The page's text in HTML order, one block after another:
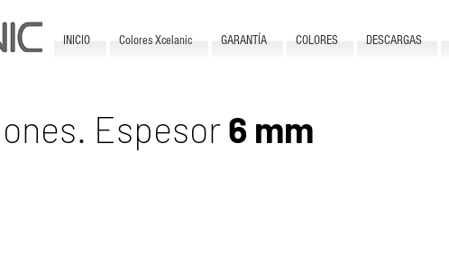
INICIO Colores Xcelanic GARANTÍA COLORES DESCARGAS
Espesor6 mm